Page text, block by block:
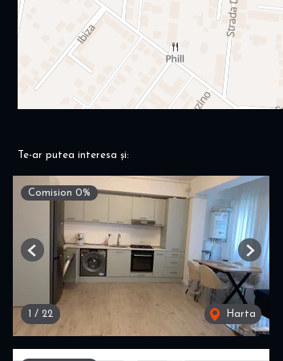
Te-ar putea interesa și:
Comision 0%
1 / 22 Harta
Previous Next